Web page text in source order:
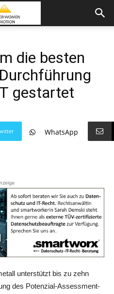
die besten
gestartet
WhatsApp
unterstützt bis zu zehn
des Potenzial-Assessment-